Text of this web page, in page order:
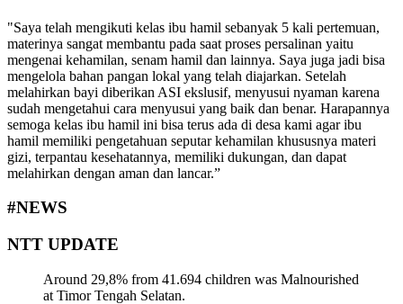
"Saya telah mengikuti kelas ibu hamil sebanyak 5 kali pertemuan,
materinya sangat membantu pada saat proses persalinan yaitu
mengenai kehamilan, senam hamil dan lainnya. Saya juga jadi bisa
mengelola bahan pangan lokal yang telah diajarkan. Setelah
melahirkan bayi diberikan ASI ekslusif, menyusui nyaman karena
sudah mengetahui cara menyusui yang baik dan benar. Harapannya
semoga kelas ibu hamil ini bisa terus ada di desa kami agar ibu
hamil memiliki pengetahuan seputar kehamilan khususnya materi
gizi, terpantau kesehatannya, memiliki dukungan, dan dapat
melahirkan dengan aman dan lancar.”
#NEWS
NTT UPDATE
Around 29,8% from 41.694 children was Malnourished
at Timor Tengah Selatan.